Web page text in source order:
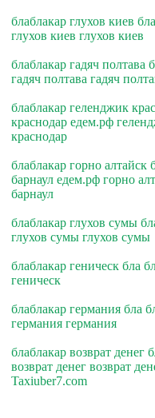
блаблакар глухов киев
глухов киев глухов киев
блаблакар гадяч полтава
гадяч полтава гадяч
блаблакар геленджик
краснодар едем.рф
краснодар
блаблакар горно алтайск
барнаул едем.рф горно
барнаул
блаблакар глухов сумы
глухов сумы глухов сумы
блаблакар геническ бла
геническ
блаблакар германия бла
германия германия
блаблакар возврат денег
возврат денег возврат
Taxiuber7.com